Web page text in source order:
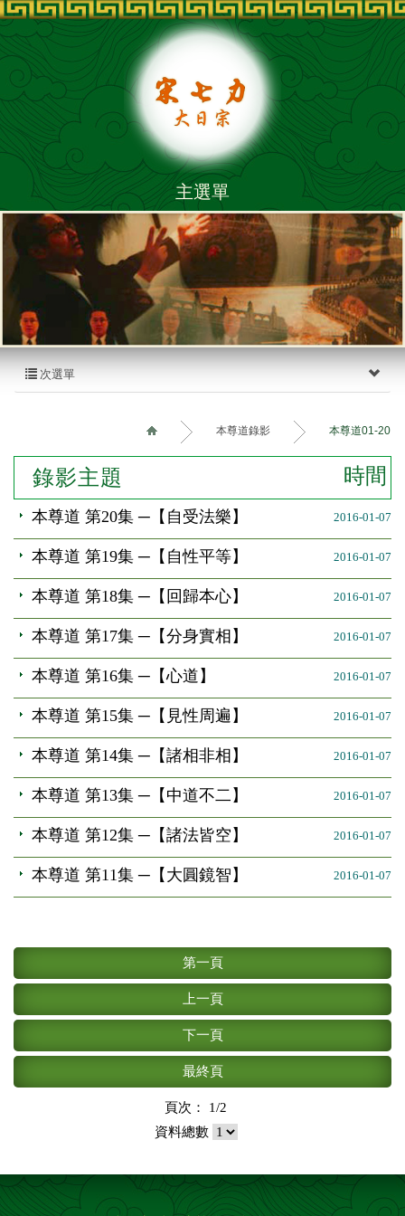
主選單
次選單
本尊道錄影 本尊道01-20
錄影主題 時間
本尊道 第20集 ─【自受法樂】 2016-01-07
本尊道 第19集 ─【自性平等】 2016-01-07
本尊道 第18集 ─【回歸本心】 2016-01-07
本尊道 第17集 ─【分身實相】 2016-01-07
本尊道 第16集 ─【心道】 2016-01-07
本尊道 第15集 ─【見性周遍】 2016-01-07
本尊道 第14集 ─【諸相非相】 2016-01-07
本尊道 第13集 ─【中道不二】 2016-01-07
本尊道 第12集 ─【諸法皆空】 2016-01-07
本尊道 第11集 ─【大圓鏡智】 2016-01-07
第一頁
上一頁
下一頁
最終頁
頁次： 1/2
資料總數